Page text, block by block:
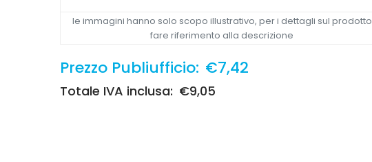
le immagini hanno solo scopo illustrativo, per i dettagli sul prodotto
fare riferimento alla descrizione
Prezzo Publiufficio: €7,42
Totale IVA inclusa: €9,05